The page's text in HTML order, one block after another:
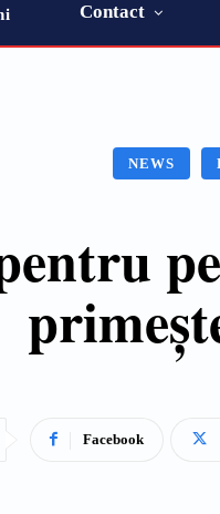
Contact
NEWS
Facebook